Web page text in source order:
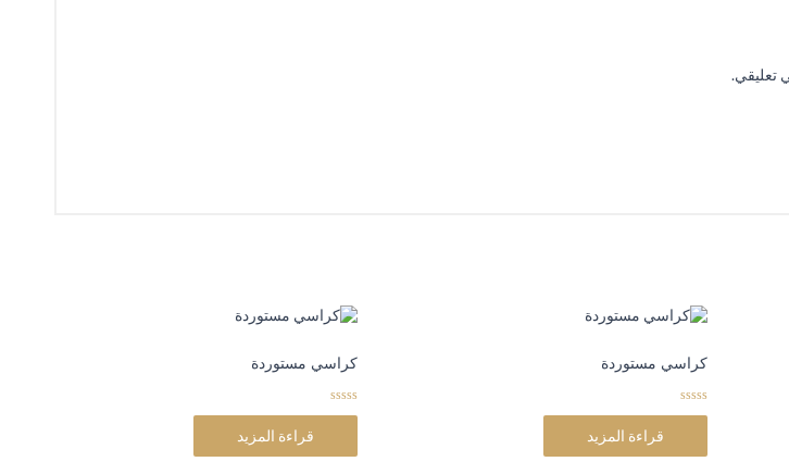
تعليقي.
كراسي مستوردة
0
t
قراءة المزيد
كراسي مستوردة
0
t
قراءة المزيد